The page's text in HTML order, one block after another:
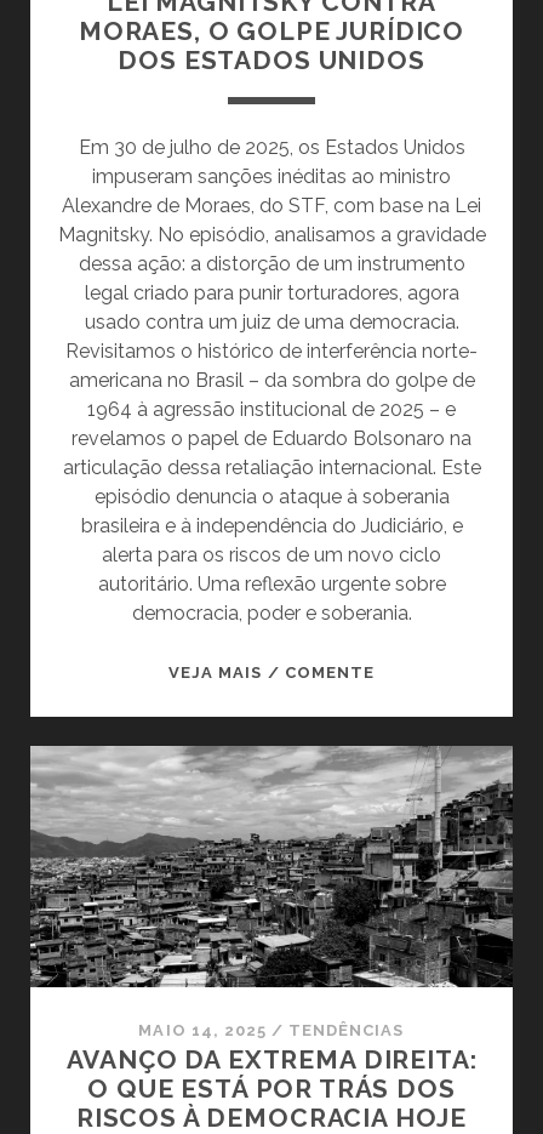
MORAES, O GOLPE JURÍDICO
DOS ESTADOS UNIDOS
Em 30 de julho de 2025, os Estados Unidos
impuseram sanções inéditas ao ministro
Alexandre de Moraes, do STF, com base na Lei
Magnitsky. No episódio, analisamos a gravidade
dessa ação: a distorção de um instrumento
legal criado para punir torturadores, agora
usado contra um juiz de uma democracia.
Revisitamos o histórico de interferência norte-
americana no Brasil – da sombra do golpe de
1964 à agressão institucional de 2025 – e
revelamos o papel de Eduardo Bolsonaro na
articulação dessa retaliação internacional. Este
episódio denuncia o ataque à soberania
brasileira e à independência do Judiciário, e
alerta para os riscos de um novo ciclo
autoritário. Uma reflexão urgente sobre
democracia, poder e soberania.
VEJA MAIS / COMENTELEI
MORAES,
O
GOLPE
JURÍDICO
DOS
ESTADOS
UNIDOS
MAIO 14, 2025 / TENDÊNCIAS
AVANÇO DA EXTREMA DIREITA:
O QUE ESTÁ POR TRÁS DOS
RISCOS À DEMOCRACIA HOJE